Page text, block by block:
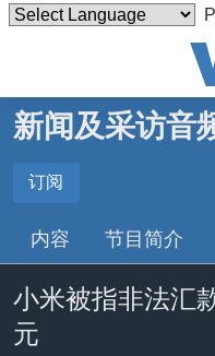
碍
链
到
跳
主页
美国
台湾
港澳
国际
新闻及采访音
订阅
订阅
内容 节目简介
小米被指非法汇
元